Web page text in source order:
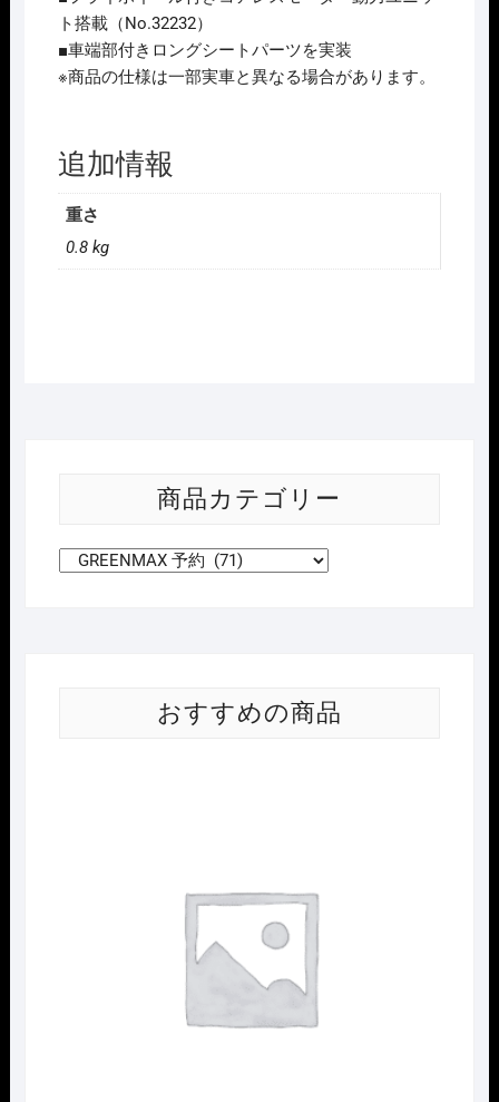
予
定
個
ト搭載（No.32232）
■車端部付きロングシートパーツを実装
※商品の仕様は一部実車と異なる場合があります。
追加情報
重さ
0.8 kg
商品カテゴリー
おすすめの商品